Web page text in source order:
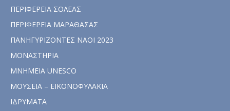
ΠΕΡΙΦΕΡΕΙΑ ΣΟΛΕΑΣ
ΠΕΡΙΦΕΡΕΙΑ ΜΑΡΑΘΑΣΑΣ
ΠΑΝΗΓΥΡΙΖΟΝΤΕΣ ΝΑΟΙ 2023
ΜΟΝΑΣΤΗΡΙΑ
ΜΝΗΜΕΙΑ UNESCO
ΜΟΥΣΕΙΑ – ΕΙΚΟΝΟΦΥΛΑΚΙΑ
ΙΔΡΥΜΑΤΑ